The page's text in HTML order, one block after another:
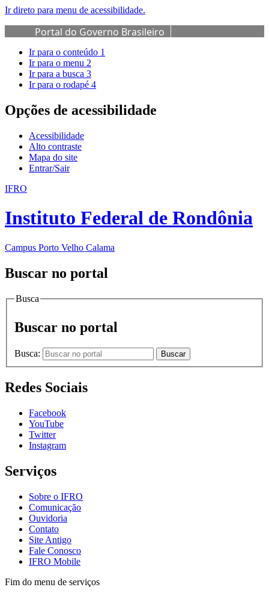
Ir direto para menu de acessibilidade.
Portal do Governo Brasileiro
Ir para o conteúdo 1
Ir para o menu 2
Ir para a busca 3
Ir para o rodapé 4
Opções de acessibilidade
Acessibilidade
Alto contraste
Mapa do site
Entrar/Sair
IFRO
Instituto Federal de Rondônia
Campus Porto Velho Calama
Buscar no portal
Busca
Buscar no portal
Busca: Buscar
Redes Sociais
Facebook
YouTube
Twitter
Instagram
Serviços
Sobre o IFRO
Comunicação
Ouvidoria
Contato
Site Antigo
Fale Conosco
IFRO Mobile
Fim do menu de serviços